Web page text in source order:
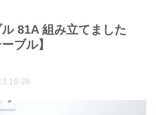
81A 組み立てました
ブル】